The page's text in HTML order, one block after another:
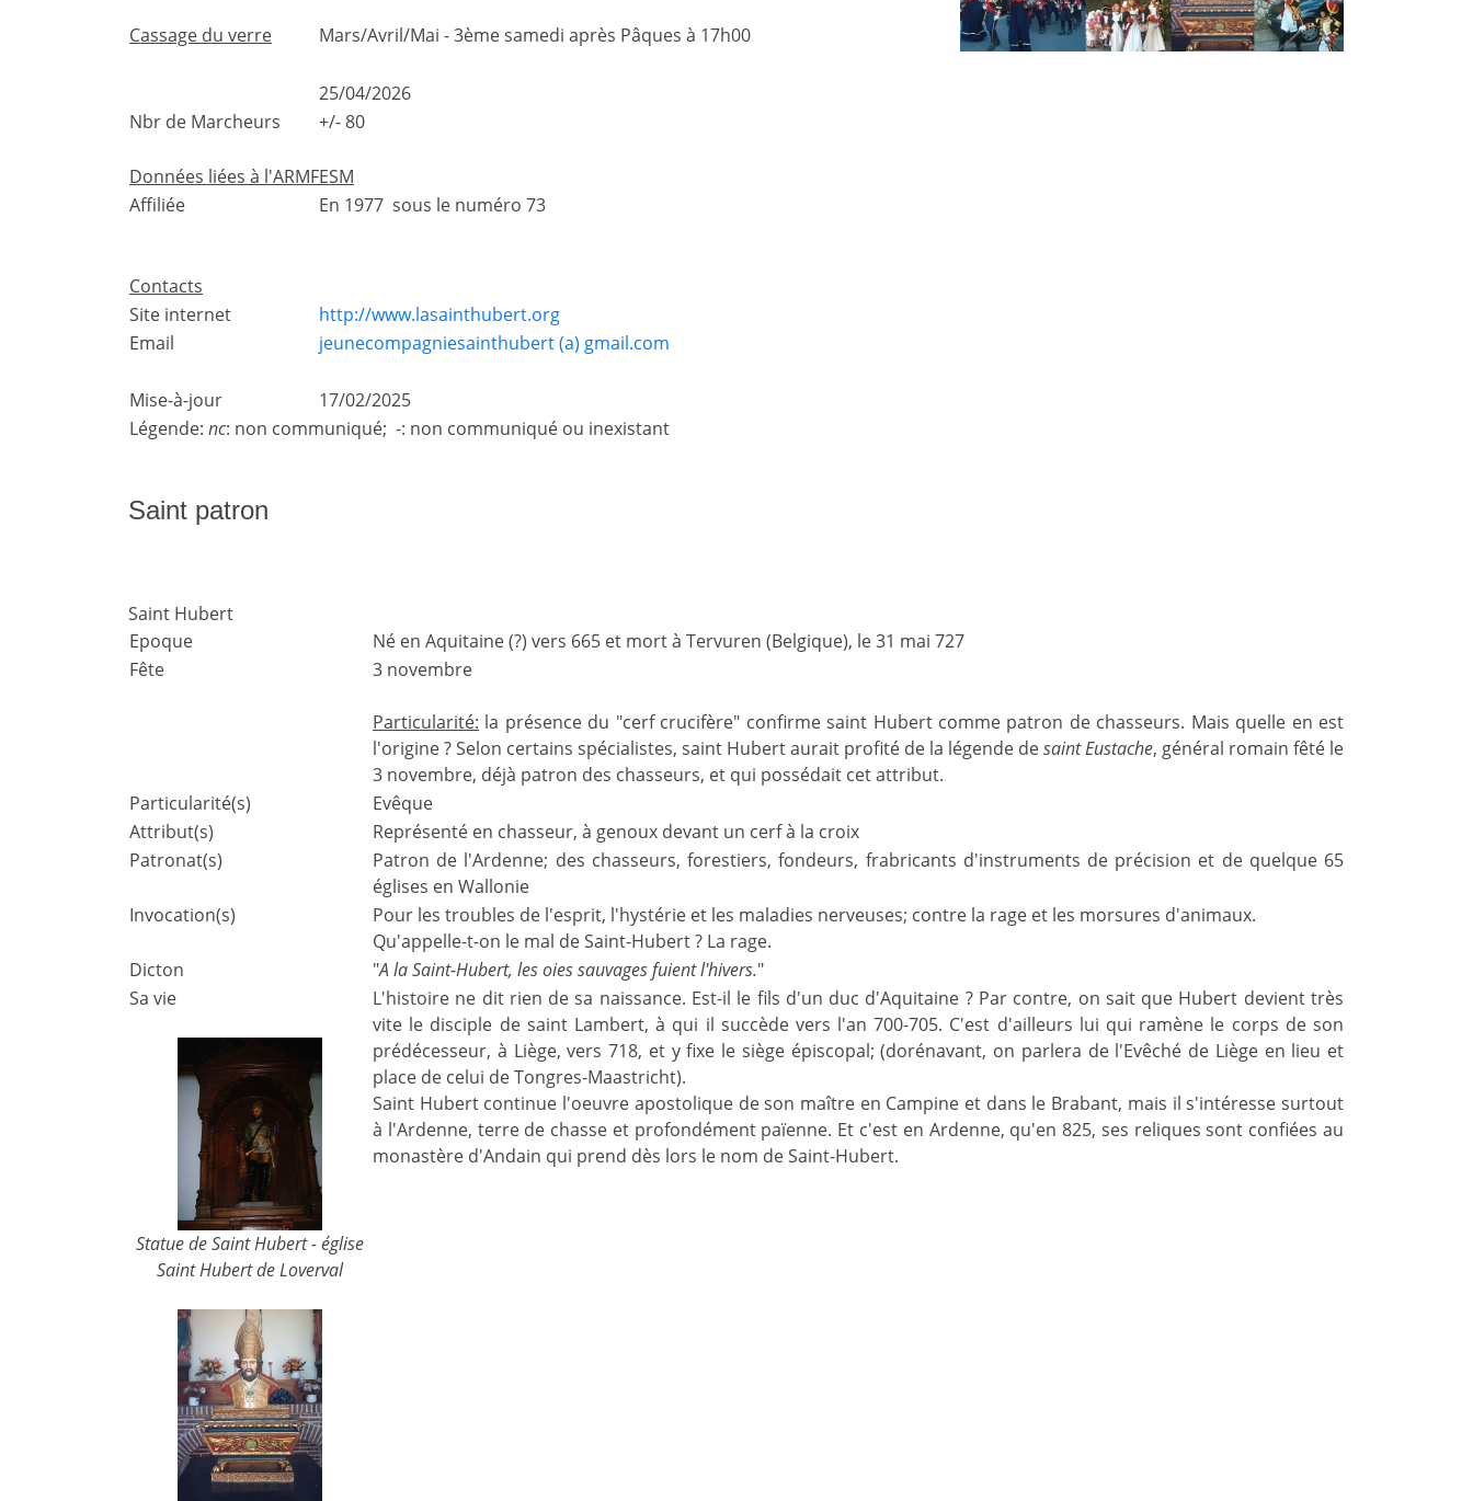
Cassage du verre Mars/Avril/Mai - 3ème samedi après Pâques à 17h00
25/04/2026
Nbr de Marcheurs
+/- 80
Données liées à l'ARMFESM
Affiliée
En 1977 sous le numéro 73
Contacts
Site internet
http://www.lasainthubert.org
Email
jeunecompagniesainthubert (a) gmail.com
Mise-à-jour
17/02/2025
Légende: nc: non communiqué; -: non communiqué ou inexistant
Saint patron
Saint Hubert
Epoque
Né en Aquitaine (?) vers 665 et mort à Tervuren (Belgique), le 31 mai 727
Fête
3 novembre
Particularité: la présence du "cerf crucifère" confirme saint Hubert comme patron de chasseurs. Mais quelle en est
l'origine ? Selon certains spécialistes, saint Hubert aurait profité de la légende desaint Eustache, général romain fêté le
3 novembre, déjà patron des chasseurs, et qui possédait cet attribut.
Particularité(s)
Evêque
Attribut(s)
Représenté en chasseur, à genoux devant un cerf à la croix
Patronat(s)
Patron de l'Ardenne; des chasseurs, forestiers, fondeurs, frabricants d'instruments de précision et de quelque 65
églises en Wallonie
Invocation(s)
Pour les troubles de l'esprit, l'hystérie et les maladies nerveuses; contre la rage et les morsures d'animaux.
Qu'appelle-t-on le mal de Saint-Hubert ? La rage.
Dicton
"A la Saint-Hubert, les oies sauvages fuient l'hivers."
Sa vie
Statue de Saint Hubert - église
Saint Hubert de Loverval
L'histoire ne dit rien de sa naissance. Est-il le fils d'un duc d'Aquitaine ? Par contre, on sait que Hubert devient très
vite le disciple de saint Lambert, à qui il succède vers l'an 700-705. C'est d'ailleurs lui qui ramène le corps de son
prédécesseur, à Liège, vers 718, et y fixe le siège épiscopal; (dorénavant, on parlera de l'Evêché de Liège en lieu et
place de celui de Tongres-Maastricht).
Saint Hubert continue l'oeuvre apostolique de son maître en Campine et dans le Brabant, mais il s'intéresse surtout
à l'Ardenne, terre de chasse et profondément païenne. Et c'est en Ardenne, qu'en 825, ses reliques sont confiées au
monastère d'Andain qui prend dès lors le nom de Saint-Hubert.